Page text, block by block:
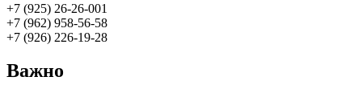
+7 (925) 26-26-001
+7 (962) 958-56-58
+7 (926) 226-19-28
Важно